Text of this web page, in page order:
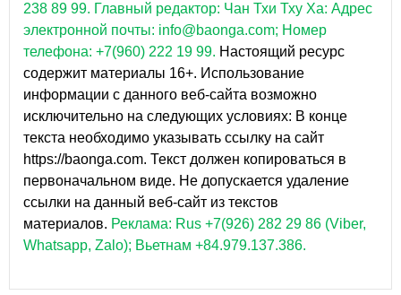
238 89 99. Главный редактор: Чан Тхи Тху Ха: Адрес
электронной почты: info@baonga.com; Номер
телефона: +7(960) 222 19 99. Настоящий ресурс
содержит материалы 16+. Использование
информации с данного веб-сайта возможно
исключительно на следующих условиях: В конце
текста необходимо указывать ссылку на сайт
https://baonga.com. Текст должен копироваться в
первоначальном виде. Не допускается удаление
ссылки на данный веб-сайт из текстов
материалов. Реклама: Rus +7(926) 282 29 86 (Viber,
Whatsapp, Zalo); Вьетнам +84.979.137.386.